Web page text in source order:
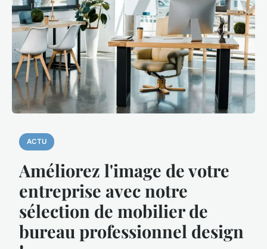
ACTU
Améliorez l'image de votre
entreprise avec notre
sélection de mobilier de
bureau professionnel design